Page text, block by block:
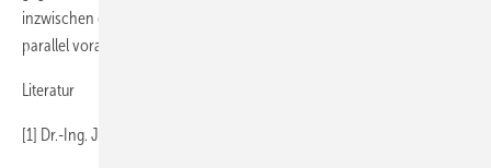
inzwischen die meisten Heizgeräte-Hersteller beide Entwicklungen
parallel vorantreiben.
Literatur
[1] Dr.-Ing. Joachim Schneider, BWK, Bd 59 (2007) Nr. 4, Seite 3